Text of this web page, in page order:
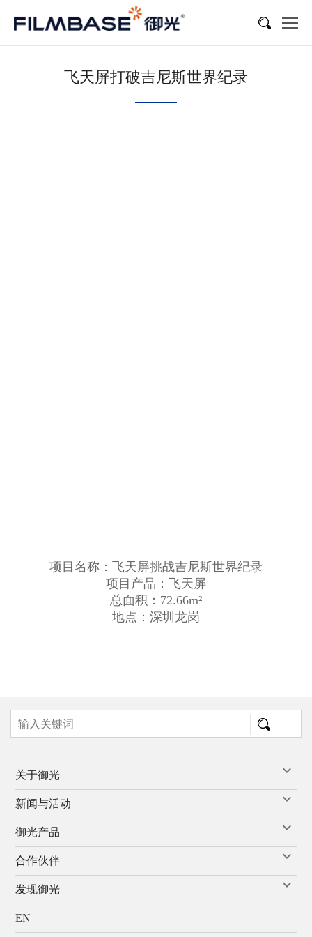
飞天屏打破吉尼斯世界纪录
项目名称：飞天屏挑战吉尼斯世界纪录
项目产品：飞天屏
总面积：72.66m²
地点：深圳龙岗
关于御光
新闻与活动
御光产品
合作伙伴
发现御光
EN